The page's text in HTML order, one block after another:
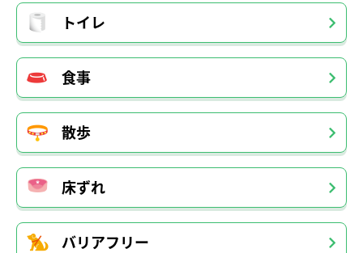
トイレ
食事
散歩
床ずれ
バリアフリー